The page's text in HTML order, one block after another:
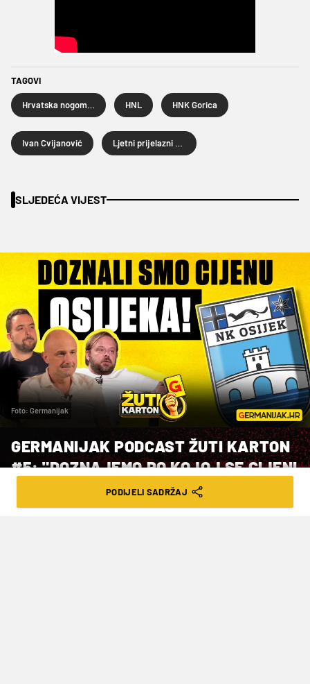
TAGOVI
Hrvatska nogometna liga HNL HNK Gorica
Ivan Cvijanović Ljetni prijelazni rok 2026.
SLJEDEĆA VIJEST
Foto: Germanijak
GERMANIJAK PODCAST ŽUTI KARTON
#5: "DOZNAJEMO PO KOJOJ SE CIJENI
PRODAJE OSIJEK"
PODIJELI SADRŽAJ